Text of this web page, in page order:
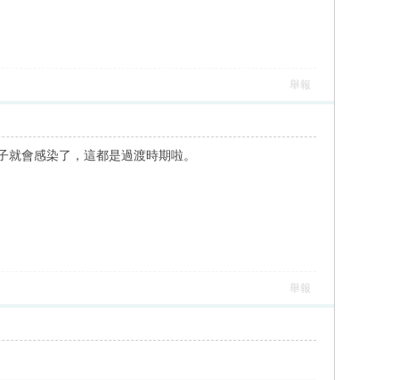
舉報
會感染了，這都是過渡時期啦。
舉報